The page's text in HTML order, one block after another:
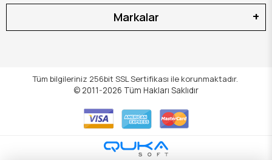
Markalar
Tüm bilgileriniz 256bit SSL Sertifikası ile korunmaktadır.
© 2011-2026 Tüm Hakları Saklıdır